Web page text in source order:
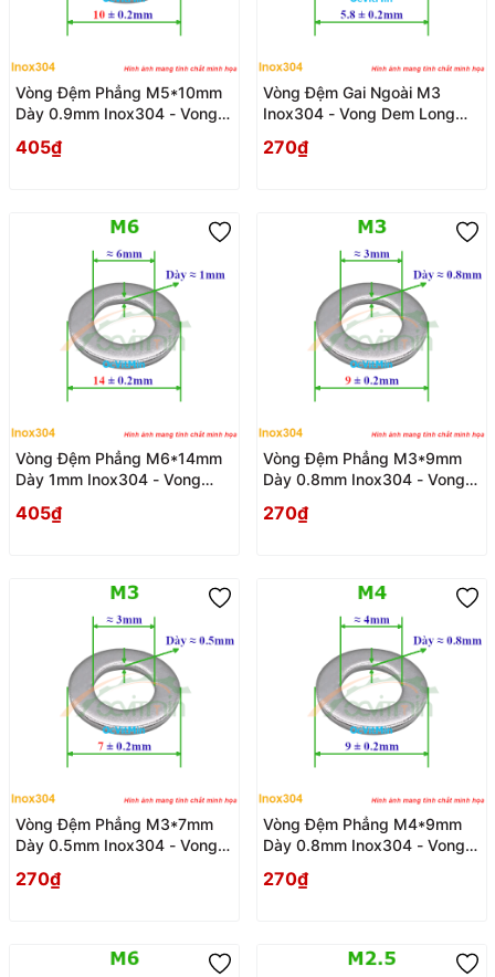
Vòng Đệm Phẳng M5*10mm
Dày 0.9mm Inox304 - Vong
405₫
Vòng Đệm Gai Ngoài M3
Inox304 - Vong Dem Long
270₫
Vòng Đệm Phẳng M6*14mm
Dày 1mm Inox304 - Vong
405₫
Vòng Đệm Phẳng M3*9mm
Dày 0.8mm Inox304 - Vong
270₫
Vòng Đệm Phẳng M3*7mm
Dày 0.5mm Inox304 - Vong
270₫
Vòng Đệm Phẳng M4*9mm
Dày 0.8mm Inox304 - Vong
270₫